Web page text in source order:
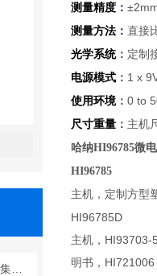
进口水质分析仪的多参数集成检测技术与系统维护策略
测量精度 ：
测量方法 ：直接
光学系统： 定制
电源模式 ： 1 x
使用环境：0 to
尺寸重量 ： 主机
哈纳HI96785微
HI96785
主机，定制方型
HI96785D
主机，HI93703-
明书，